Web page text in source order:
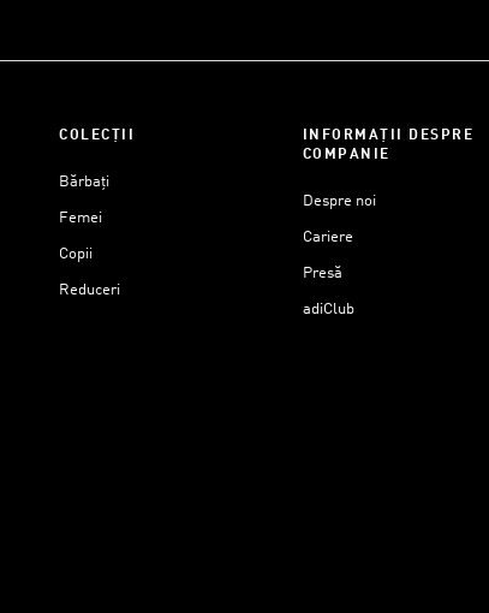
COLECȚII
Bărbați
Femei
Copii
Reduceri
INFORMAȚII DESPRE
COMPANIE
Despre noi
Cariere
Presă
adiClub